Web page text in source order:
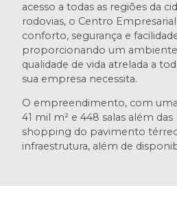
acesso a todas as regiões da
rodovias, o Centro
conforto, segurança e
proporcionando um
qualidade de vida atrelada a
sua empresa necessita.
O empreendimento, com
41 mil m² e 448 salas além das
shopping do pavimento
infraestrutura, além de